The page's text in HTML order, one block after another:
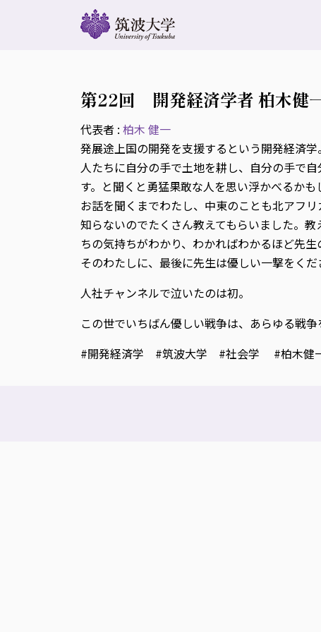
第22回 開発経済学者 柏木健
代表者 : 柏木 健一
発展途上国の開発を支援するという開発経済
人たちに自分の手で土地を耕し、自分の手で
す。と聞くと勇猛果敢な人を思い浮かべるか
お話を聞くまでわたし、中東のことも北アフ
知らないのでたくさん教えてもらいました。
ちの気持ちがわかり、わかればわかるほど先
そのわたしに、最後に先生は優しい一撃をくだ
人社チャンネルで泣いたのは初。
この世でいちばん優しい戦争は、あらゆる戦争
#開発経済学 #筑波大学 #社会学 #柏木健